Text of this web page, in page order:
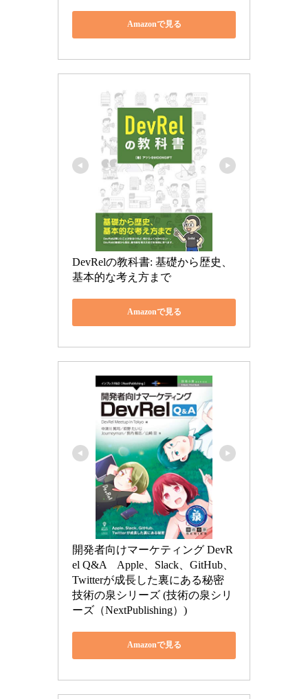
Amazonで見る
DevRelの教科書: 基礎から歴史、
基本的な考え方まで
Amazonで見る
開発者向けマーケティング DevR
el Q&A　Apple、Slack、GitHub、
Twitterが成長した裏にある秘密
技術の泉シリーズ (技術の泉シリ
ーズ（NextPublishing）)
Amazonで見る